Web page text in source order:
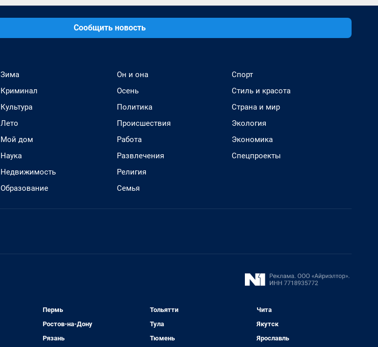
Сообщить новость
Зима
Криминал
Культура
Лето
Мой дом
Наука
Недвижимость
Образование
Он и она
Осень
Политика
Происшествия
Работа
Развлечения
Религия
Семья
Спорт
Стиль и красота
Страна и мир
Экология
Экономика
Спецпроекты
Пермь
Ростов-на-Дону
Рязань
Тольятти
Тула
Тюмень
Чита
Якутск
Ярославль